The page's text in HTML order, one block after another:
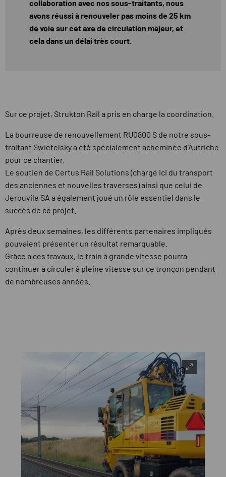
collaboration avec nos sous-traitants, nous
avons réussi à renouveler pas moins de 25 km
de voie sur cet axe de circulation majeur, et
cela dans un délai très court.
Sur ce projet, Strukton Rail a pris en charge la coordination.
La bourreuse de renouvellement RU0800 S de notre sous-
traitant Swietelsky a été spécialement acheminée d’Autriche
pour ce chantier.
Le soutien de Certus Rail Solutions (chargé ici du transport
des anciennes et nouvelles traverses) ainsi que celui de
Jerouvile SA a également joué un rôle essentiel dans le
succès de ce projet.
Après deux semaines, les différents partenaires impliqués
pouvaient présenter un résultat remarquable.
Grâce à ces travaux, le train à grande vitesse pourra
continuer à circuler à pleine vitesse sur ce tronçon pendant
de nombreuses années.